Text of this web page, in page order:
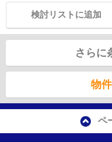
検討リストに追加
さらに
物
ペ